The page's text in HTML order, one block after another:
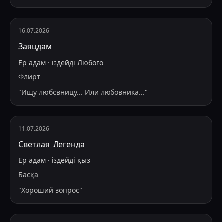
16.07.2026
Заяцдам
Ер адам · іздейді Любого
Флирт
"Ищу любовницу... Или любовника..."
11.07.2026
Светлая_Легенда
Ер адам · іздейді қыз
Басқа
"Хороший вопрос"